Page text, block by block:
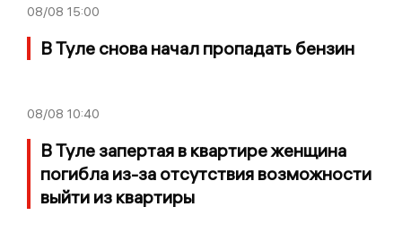
08/08 15:00
В Туле снова начал пропадать бензин
08/08 10:40
В Туле запертая в квартире женщина
погибла из-за отсутствия возможности
выйти из квартиры